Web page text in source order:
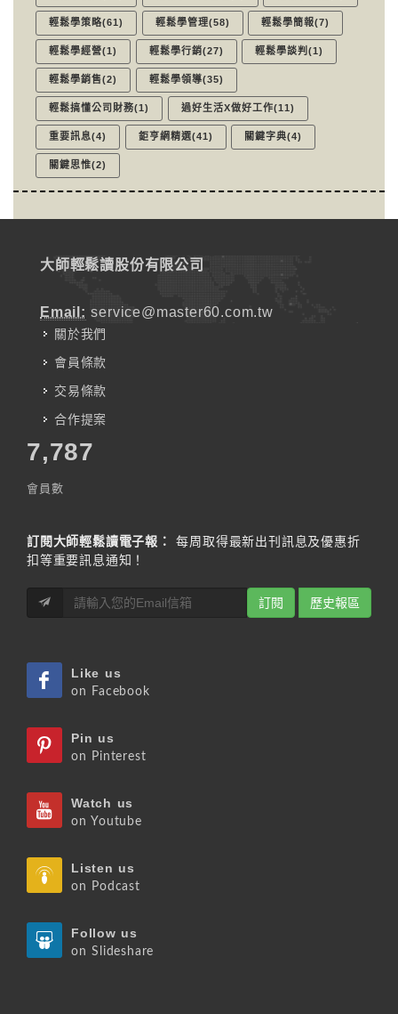
輕鬆學策略(61) 輕鬆學管理(58) 輕鬆學簡報(7)
輕鬆學經營(1) 輕鬆學行銷(27) 輕鬆學談判(1)
輕鬆學銷售(2) 輕鬆學領導(35)
輕鬆搞懂公司財務(1) 過好生活X做好工作(11)
重要訊息(4) 鉅亨網精選(41) 關鍵字典(4)
關鍵思惟(2)
大師輕鬆讀股份有限公司
Email: service@master60.com.tw
關於我們
會員條款
交易條款
合作提案
7,787
會員數
訂閱大師輕鬆讀電子報：
每周取得最新出刊訊息及優惠折
扣等重要訊息通知！
訂閱 歷史報區
Like us
on Facebook
Pin us
on Pinterest
Watch us
on Youtube
Listen us
on Podcast
Follow us
on Slideshare